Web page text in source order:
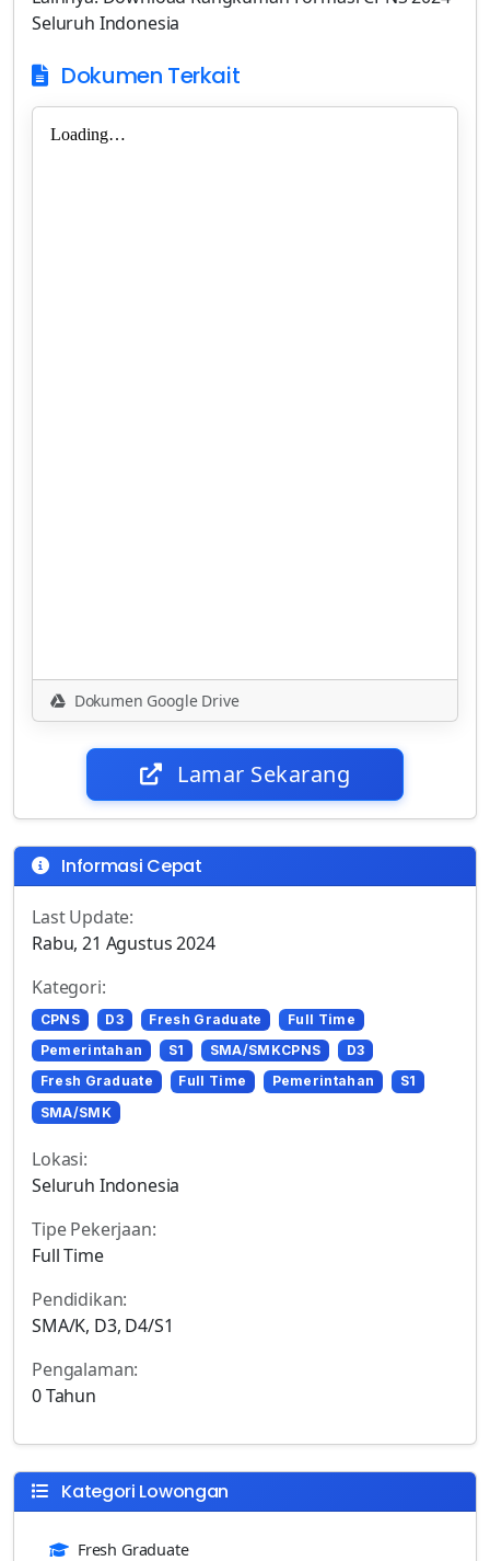
Seluruh Indonesia
Dokumen Terkait
Dokumen Google Drive
Lamar Sekarang
Informasi Cepat
Last Update:
Rabu, 21 Agustus 2024
Kategori:
CPNS D3 Fresh Graduate
Full Time
Pemerintahan
S1 SMA/SMKCPNS
D3
Fresh Graduate
Full Time Pemerintahan
S1
SMA/SMK
Lokasi:
Seluruh Indonesia
Tipe Pekerjaan:
Full Time
Pendidikan:
SMA/K, D3, D4/S1
Pengalaman:
0 Tahun
Kategori Lowongan
Fresh Graduate